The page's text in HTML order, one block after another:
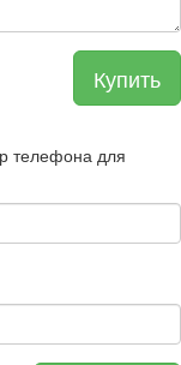
Купить
телефона для